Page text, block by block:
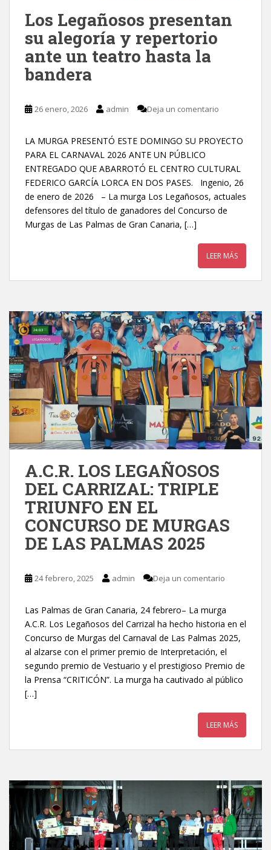
Los Legañosos presentan
su alegoría y repertorio
ante un teatro hasta la
bandera
26 enero, 2026 admin Deja un comentario
LA MURGA PRESENTÓ ESTE DOMINGO SU PROYECTO
PARA EL CARNAVAL 2026 ANTE UN PÚBLICO
ENTREGADO QUE ABARROTÓ EL CENTRO CULTURAL
FEDERICO GARCÍA LORCA EN DOS PASES. Ingenio, 26
de enero de 2026 – La murga Los Legañosos, actuales
defensores del título de ganadores del Concurso de
Murgas de Las Palmas de Gran Canaria, […]
LEER MÁS
A.C.R. LOS LEGAÑOSOS
DEL CARRIZAL: TRIPLE
TRIUNFO EN EL
CONCURSO DE MURGAS
DE LAS PALMAS 2025
24 febrero, 2025 admin Deja un comentario
Las Palmas de Gran Canaria, 24 febrero– La murga
A.C.R. Los Legañosos del Carrizal ha hecho historia en el
Concurso de Murgas del Carnaval de Las Palmas 2025,
al alzarse con el primer premio de Interpretación, el
segundo premio de Vestuario y el prestigioso Premio de
la Prensa “CRITICÓN”. La murga ha cautivado al público
[…]
LEER MÁS